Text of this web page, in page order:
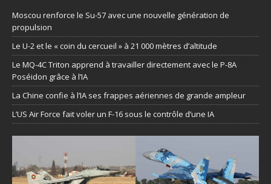
Moscou renforce le Su-57 avec une nouvelle génération de
propulsion
Le U-2 et le « coin du cercueil » à 21 000 mètres d’altitude
Le MQ-4C Triton apprend à travailler directement avec le P-8A
Poséidon grâce à l’IA
La Chine confie à l’IA ses frappes aériennes de grande ampleur
L’US Air Force fait voler un F-16 sous le contrôle d’une IA